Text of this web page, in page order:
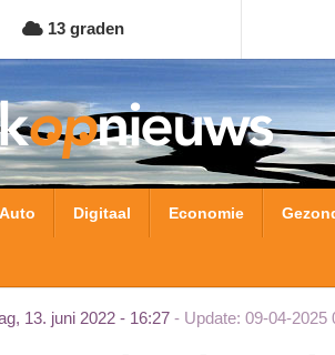
13 graden
Auto Digitaal Economie
13. juni 2022 - 16:27 Update: 09-04-2025